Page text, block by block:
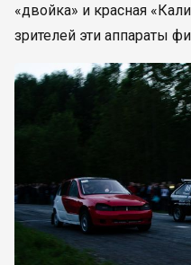
«двойка» и красная
зрителей эти аппараты